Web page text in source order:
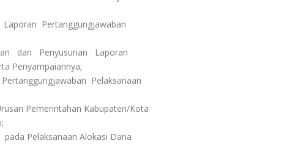
Pertanggungjawaban
dan Penyusunan Laporan
Penyampaiannya;
Pelaksanaan
Pemerintahan Kabupaten/Kota
Pelaksanaan Alokasi Dana